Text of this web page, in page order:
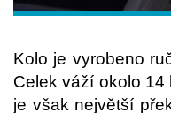
Kolo je vyrobeno
Celek váží okolo 14
je však největší